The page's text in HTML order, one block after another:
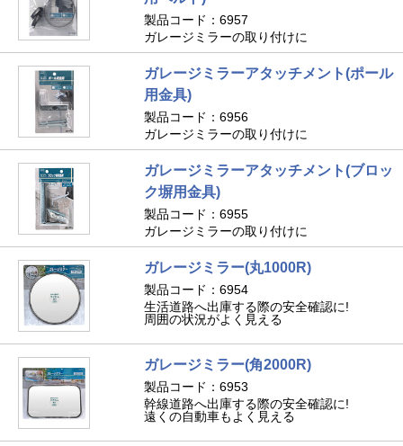
製品コード：6957
ガレージミラーの取り付けに
ガレージミラーアタッチメント(ポール
用金具)
製品コード：6956
ガレージミラーの取り付けに
ガレージミラーアタッチメント(ブロッ
ク塀用金具)
製品コード：6955
ガレージミラーの取り付けに
ガレージミラー(丸1000R)
製品コード：6954
生活道路へ出庫する際の安全確認に!
周囲の状況がよく見える
ガレージミラー(角2000R)
製品コード：6953
幹線道路へ出庫する際の安全確認に!
遠くの自動車もよく見える